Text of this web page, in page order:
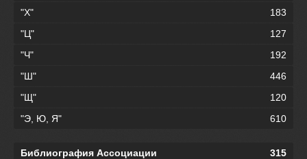
"Х"
183
"Ц"
127
"Ч"
192
"Ш"
446
"Щ"
120
"Э, Ю, Я"
610
Библиография Ассоциации
315